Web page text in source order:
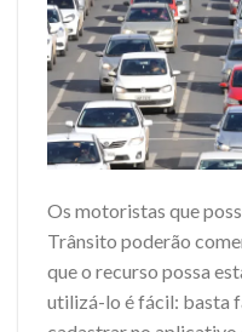
Os motoristas que
Trânsito poderão
que o recurso possa
utilizá-lo é fácil: basta